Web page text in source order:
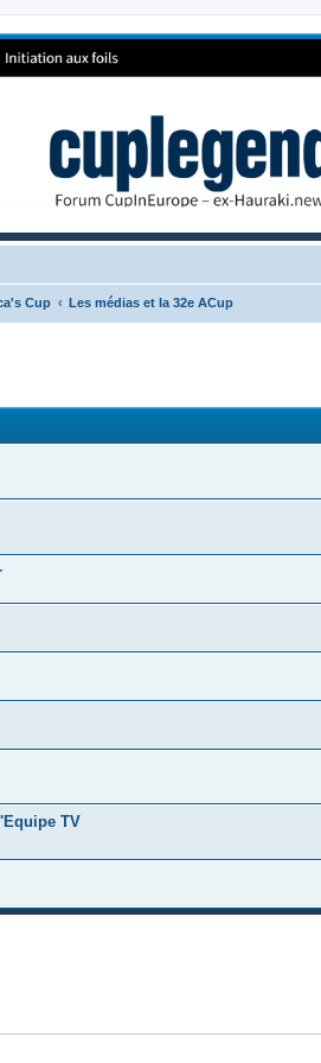
Cup Les médias et la 32e ACup
TV